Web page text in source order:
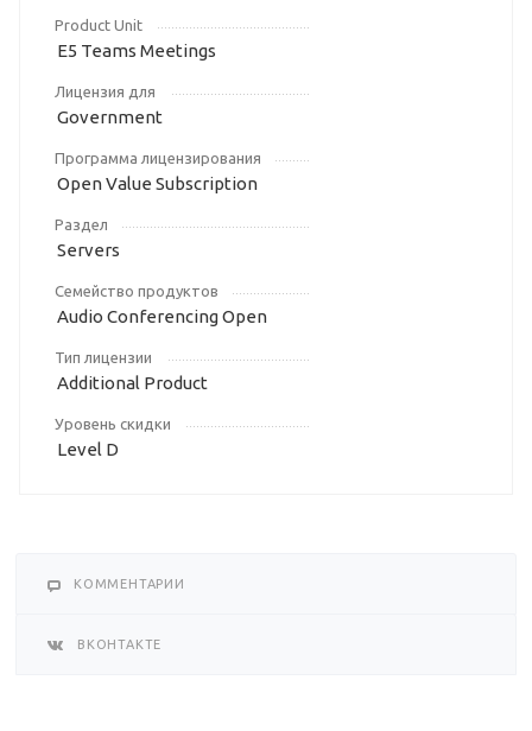
Product Unit
E5 Teams Meetings
Лицензия для
Government
Программа лицензирования
Open Value Subscription
Раздел
Servers
Семейство продуктов
Audio Conferencing Open
Тип лицензии
Additional Product
Уровень скидки
Level D
КОММЕНТАРИИ
ВКОНТАКТЕ